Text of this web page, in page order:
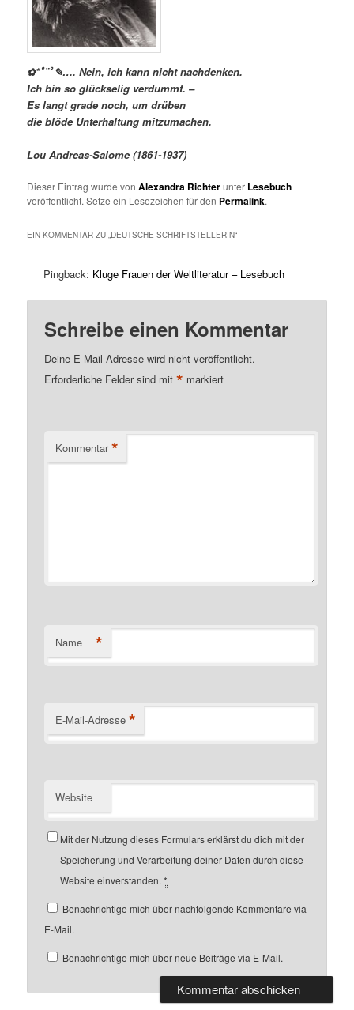
✿*ﾟ¨ﾟ✎…. Nein, ich kann nicht nachdenken.
Ich bin so glückselig verdummt. –
Es langt grade noch, um drüben
die blöde Unterhaltung mitzumachen.
Lou Andreas-Salome (1861-1937)
Dieser Eintrag wurde vonAlexandra Richterunter Lesebuch
veröffentlicht. Setze ein Lesezeichen für den Permalink.
EIN KOMMENTAR ZU „DEUTSCHE SCHRIFTSTELLERIN“
Pingback: Kluge Frauen der Weltliteratur – Lesebuch
Schreibe einen Kommentar
Deine E-Mail-Adresse wird nicht veröffentlicht.
Erforderliche Felder sind mit* markiert
Kommentar *
Name *
E-Mail-Adresse *
Website
Mit der Nutzung dieses Formulars erklärst du dich mit der
Speicherung und Verarbeitung deiner Daten durch diese
Website einverstanden.*
Benachrichtige mich über nachfolgende Kommentare via
E-Mail.
Benachrichtige mich über neue Beiträge via E-Mail.